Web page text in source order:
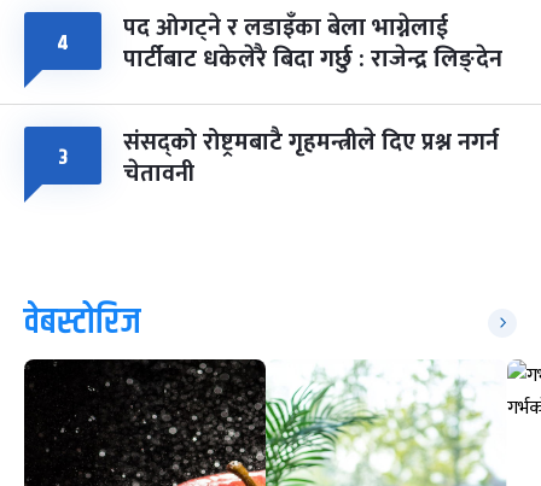
४ पद ओगट्ने र लडाइँका बेला भाग्नेलाई
पार्टीबाट धकेलेरै बिदा गर्छु : राजेन्द्र लिङ्देन
३ संसद्को रोष्ट्रमबाटै गृहमन्त्रीले दिए प्रश्न नगर्न
चेतावनी
वेबस्टोरिज